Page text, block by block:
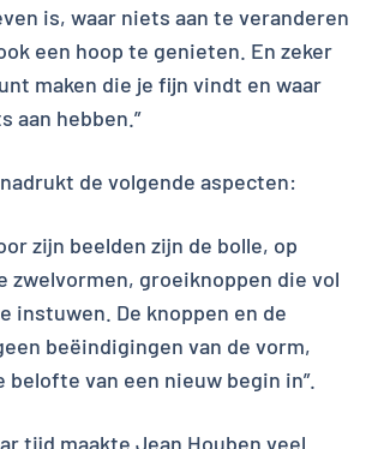
is, waar niets aan te veranderen
een hoop te genieten. En zeker
maken die je fijn vindt en waar
aan hebben.”
de volgende aspecten:
zijn beelden zijn de bolle, op
zwelvormen, groeiknoppen die vol
instuwen. De knoppen en de
beëindigingen van de vorm,
belofte van een nieuw begin in”.
tijd maakte Jean Houben veel